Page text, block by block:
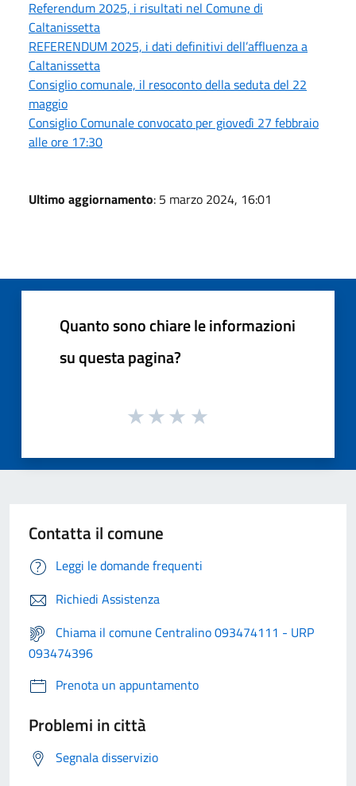
Referendum 2025, i risultati nel Comune di
Caltanissetta
REFERENDUM 2025, i dati definitivi dell’affluenza a
Caltanissetta
Consiglio comunale, il resoconto della seduta del 22
maggio
Consiglio Comunale convocato per giovedì 27 febbraio
alle ore 17:30
Ultimo aggiornamento: 5 marzo 2024, 16:01
Quanto sono chiare le informazioni
su questa pagina?
Contatta il comune
Leggi le domande frequenti
Richiedi Assistenza
Chiama il comune Centralino 093474111 - URP
093474396
Prenota un appuntamento
Problemi in città
Segnala disservizio